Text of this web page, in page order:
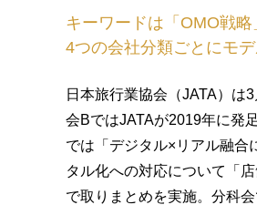
キーワードは「OMO戦略
4つの会社分類ごとにモ
日本旅行業協会（JATA）は
会BではJATAが2019年に発
では「デジタル×リアル融合
タル化への対応について「
で取りまとめを実施。分科